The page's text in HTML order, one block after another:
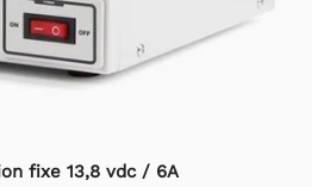
fixe 13,8 vdc / 6A